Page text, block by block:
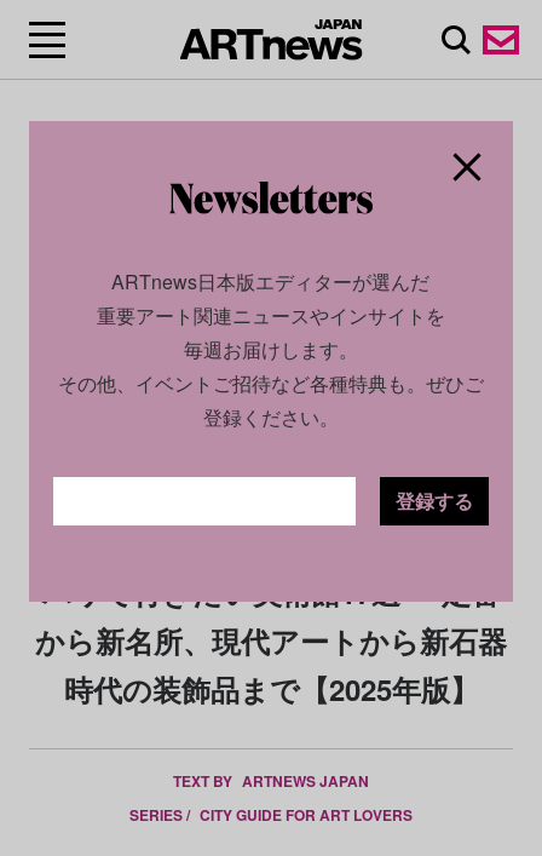
2025.08.19
パリで行きたい美術館17選──定番
から新名所、現代アートから新石器
時代の装飾品まで【2025年版】
TEXT BY ARTNEWS JAPAN
SERIES / CITY GUIDE FOR ART LOVERS
ARTnews日本版エディターが選んだ
重要アート関連ニュースやインサイトを
毎週お届けします。
その他、イベントご招待など各種特典も。ぜひご
登録ください。
登録する